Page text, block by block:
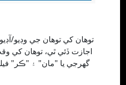
اجازت ڏئي ٿي، توهان
گهرجي يا "مان" ۽ "ڪر"